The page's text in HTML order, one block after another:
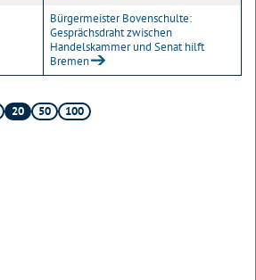
Bürgermeister Bovenschulte:
Gesprächsdraht zwischen
Handelskammer und Senat hilft
Bremen
20 50 100